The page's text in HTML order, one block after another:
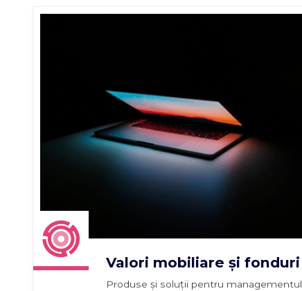
Valori mobiliare și fonduri
Produse și soluții pentru managementul